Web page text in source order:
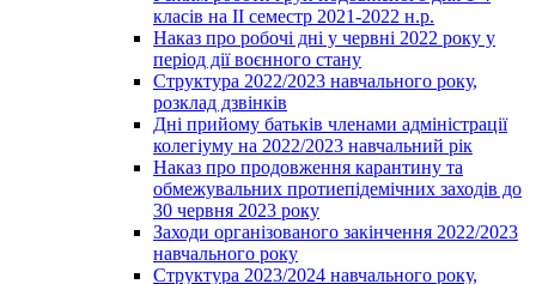
класів на ІІ семестр 2021-2022 н.р.
Наказ про робочі дні у червні 2022 року у
період дії воєнного стану
Структура 2022/2023 навчального року,
розклад дзвінків
Дні прийому батьків членами адміністрації
колегіуму на 2022/2023 навчальний рік
Наказ про продовження карантину та
обмежувальних протиепідемічних заходів до
30 червня 2023 року
Заходи організованого закінчення 2022/2023
навчального року
Структура 2023/2024 навчального року,